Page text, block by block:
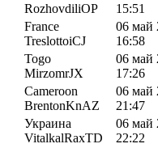
RozhovdiliOP
15:51
France
TreslottoiCJ
06 май
16:58
Togo
MirzomrJX
06 май
17:26
Cameroon
BrentonKnAZ
06 май
21:47
Украина
VitalkalRaxTD
06 май
22:22